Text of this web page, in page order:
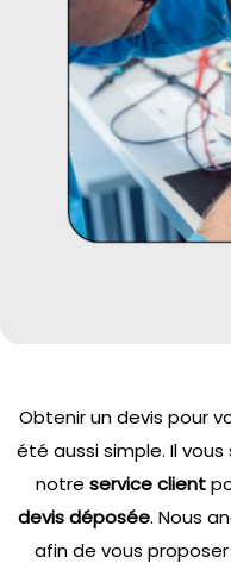
Obtenir un devis pour
été aussi simple. Il
notre service client
devis déposée. Nous
afin de vous